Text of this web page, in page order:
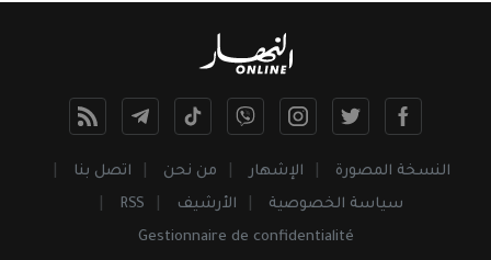
النسخة المصورة الإشهار من نحن
اتصل بنا
سياسة الخصوصية
الأرشيف
RSS
Gestionnaire de confidentialité